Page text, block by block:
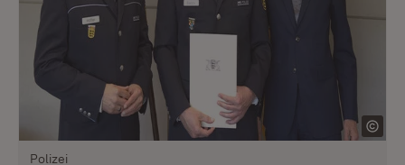
Polizei